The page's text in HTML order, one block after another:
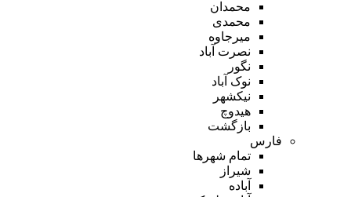
محمدان
محمدی
میرجاوه
نصرت آباد
نگور
نوک آباد
نیکشهر
هیدوچ
بازگشت
فارس
تمام شهر‌ها
شیراز
آباده